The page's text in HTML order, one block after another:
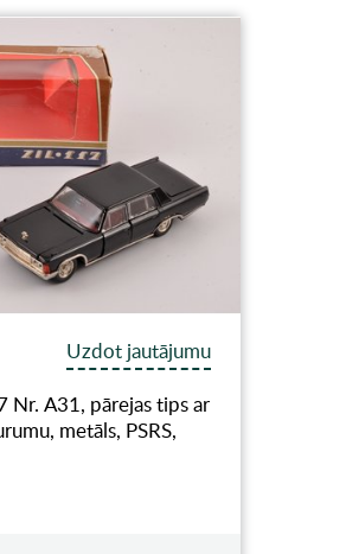
Uzdot jautājumu
Nr. А31, pārejas tips ar
metāls, PSRS,